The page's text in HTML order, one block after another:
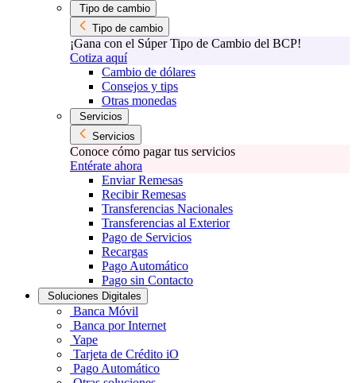
Tipo de cambio
Tipo de cambio
¡Gana con el Súper Tipo de Cambio del BCP!
Cotiza aquí
Cambio de dólares
Consejos y tips
Otras monedas
Servicios
Servicios
Conoce cómo pagar tus servicios
Entérate ahora
Enviar Remesas
Recibir Remesas
Transferencias Nacionales
Transferencias al Exterior
Pago de Servicios
Recargas
Pago Automático
Pago sin Contacto
Soluciones Digitales
Banca Móvil
Banca por Internet
Yape
Tarjeta de Crédito iO
Pago Automático